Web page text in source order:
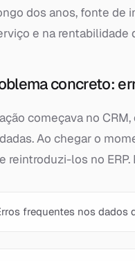
dos anos, fonte de
e na rentabilidade
concreto:
começava no
Ao chegar o
reintroduzi-los no
frequentes nos dados